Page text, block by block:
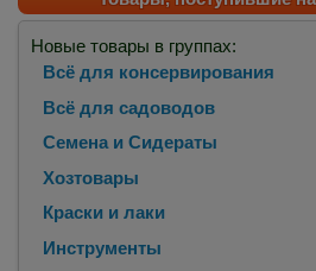
Новые товары в группах:
Всё для консервирования
Всё для садоводов
Семена и Сидераты
Хозтовары
Краски и лаки
Инструменты